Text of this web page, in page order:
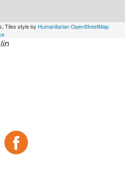
Tiles style by Humanitarian OpenStreetMap